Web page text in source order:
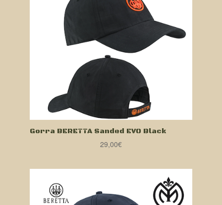
Gorra BERETTA Sanded EVO Black
29,00€